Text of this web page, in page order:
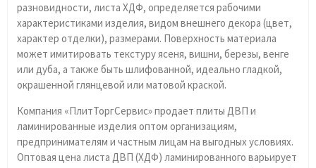
разновидности, листа ХДФ, определяется рабочими
характеристиками изделия, видом внешнего декора (цвет,
характер отделки), размерами. Поверхность материала
может имитировать текстуру ясеня, вишни, березы, венге
или дуба, а также быть шлифованной, идеально гладкой,
окрашенной глянцевой или матовой краской.
Компания «ПлитТоргСервис» продает плиты ДВП и
ламинированные изделия оптом организациям,
предпринимателям и частным лицам на выгодных условиях.
Оптовая цена листа ДВП (ХДФ) ламинированного варьирует